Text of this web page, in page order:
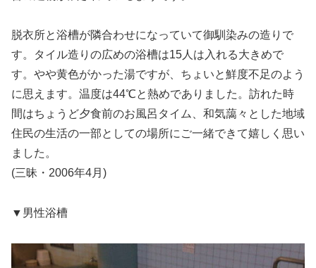
脱衣所と浴槽が隣合わせになっていて御馴染みの造りで
す。タイル造りの広めの浴槽は15人は入れる大きめで
す。やや黄色がかった湯ですが、ちょいと鮮度不足のよう
に思えます。温度は44℃と熱めでありました。訪れた時
間はちょうど夕食前のお風呂タイム、和気藹々とした地域
住民の生活の一部としての場所にご一緒できて嬉しく思い
ました。
(三昧・2006年4月)
▼男性浴槽